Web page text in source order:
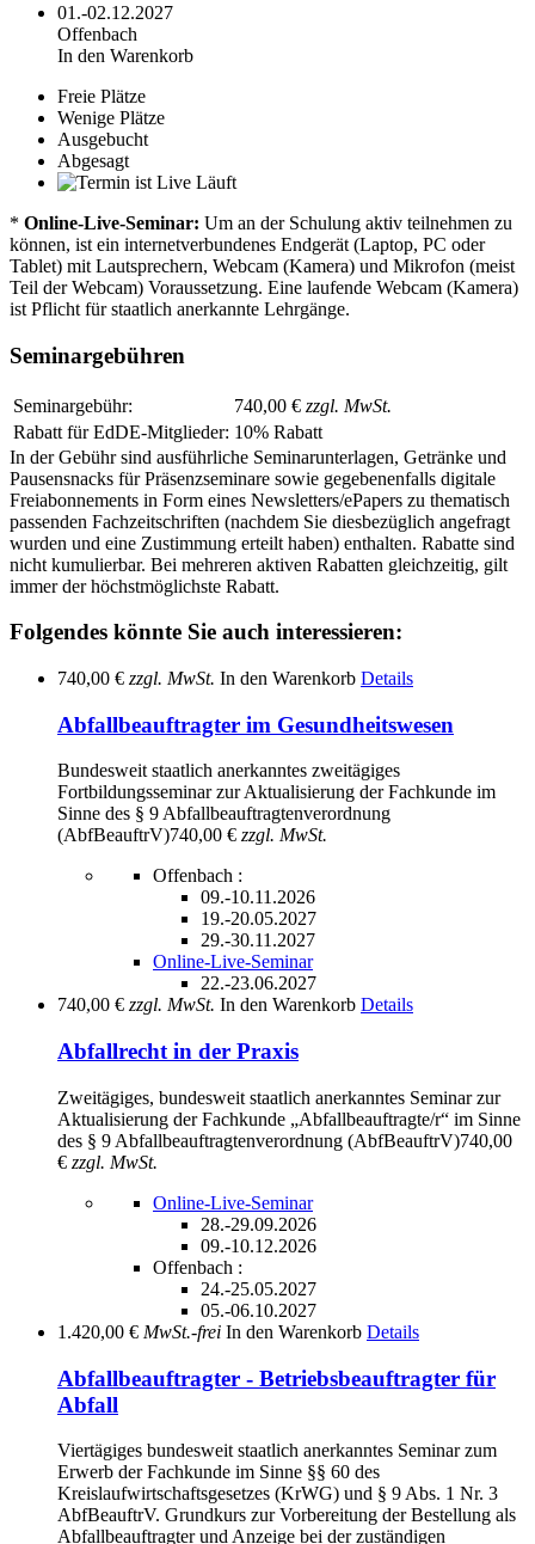
01.-02.12.2027
Offenbach
In den Warenkorb
Freie Plätze
Wenige Plätze
Ausgebucht
Abgesagt
Läuft
* Online-Live-Seminar: Um an der Schulung aktiv teilnehmen zu
können, ist ein internetverbundenes Endgerät (Laptop, PC oder
Tablet) mit Lautsprechern, Webcam (Kamera) und Mikrofon (meist
Teil der Webcam) Voraussetzung. Eine laufende Webcam (Kamera)
ist Pflicht für staatlich anerkannte Lehrgänge.
Seminargebühren
Seminargebühr: 740,00 € zzgl. MwSt.
Rabatt für EdDE-Mitglieder: 10% Rabatt
In der Gebühr sind ausführliche Seminarunterlagen, Getränke und
Pausensnacks für Präsenzseminare sowie gegebenenfalls digitale
Freiabonnements in Form eines Newsletters/ePapers zu thematisch
passenden Fachzeitschriften (nachdem Sie diesbezüglich angefragt
wurden und eine Zustimmung erteilt haben) enthalten. Rabatte sind
nicht kumulierbar. Bei mehreren aktiven Rabatten gleichzeitig, gilt
immer der höchstmöglichste Rabatt.
Folgendes könnte Sie auch interessieren:
740,00 € zzgl. MwSt. In den Warenkorb Details
Abfallbeauftragter im Gesundheitswesen
Bundesweit staatlich anerkanntes zweitägiges
Fortbildungsseminar zur Aktualisierung der Fachkunde im
Sinne des § 9 Abfallbeauftragtenverordnung
(AbfBeauftrV)740,00 € zzgl. MwSt.
Offenbach :
09.-10.11.2026
19.-20.05.2027
29.-30.11.2027
Online-Live-Seminar
22.-23.06.2027
740,00 € zzgl. MwSt. In den Warenkorb Details
Abfallrecht in der Praxis
Zweitägiges, bundesweit staatlich anerkanntes Seminar zur
Aktualisierung der Fachkunde „Abfallbeauftragte/r“ im Sinne
des § 9 Abfallbeauftragtenverordnung (AbfBeauftrV)740,00
€ zzgl. MwSt.
Online-Live-Seminar
28.-29.09.2026
09.-10.12.2026
Offenbach :
24.-25.05.2027
05.-06.10.2027
1.420,00 € MwSt.-frei In den Warenkorb Details
Abfallbeauftragter - Betriebsbeauftragter für
Abfall
Viertägiges bundesweit staatlich anerkanntes Seminar zum
Erwerb der Fachkunde im Sinne §§ 60 des
Kreislaufwirtschaftsgesetzes (KrWG) und § 9 Abs. 1 Nr. 3
AbfBeauftrV. Grundkurs zur Vorbereitung der Bestellung als
Abfallbeauftragter und Anzeige bei der zuständigen